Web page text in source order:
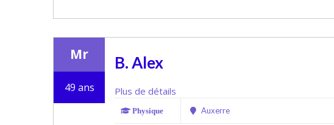
Mr
49 ans
B. Alex
Plus de détails
Physique Auxerre